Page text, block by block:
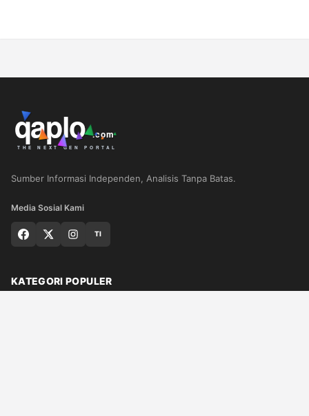
Sumber Informasi Independen, Analisis Tanpa Batas.
Media Sosial Kami
TI
KATEGORI POPULER